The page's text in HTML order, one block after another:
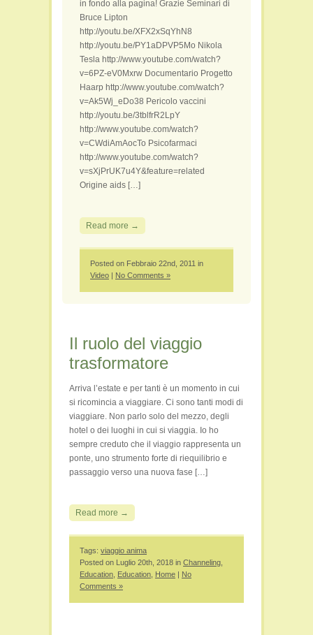
in fondo alla pagina! Grazie Seminari di
Bruce Lipton
http://youtu.be/XFX2xSqYhN8
http://youtu.be/PY1aDPVP5Mo Nikola
Tesla http://www.youtube.com/watch?
v=6PZ-eV0Mxrw Documentario Progetto
Haarp http://www.youtube.com/watch?
v=Ak5Wj_eDo38 Pericolo vaccini
http://youtu.be/3tblfrR2LpY
http://www.youtube.com/watch?
v=CWdiAmAocTo Psicofarmaci
http://www.youtube.com/watch?
v=sXjPrUK7u4Y&feature=related
Origine aids […]
Read more →
Posted on Febbraio 22nd, 2011 in
Video | No Comments »
Il ruolo del viaggio
trasformatore
Arriva l’estate e per tanti è un momento in cui
si ricomincia a viaggiare. Ci sono tanti modi di
viaggiare. Non parlo solo del mezzo, degli
hotel o dei luoghi in cui si viaggia. Io ho
sempre creduto che il viaggio rappresenta un
ponte, uno strumento forte di riequilibrio e
passaggio verso una nuova fase […]
Read more →
Tags: viaggio anima
Posted on Luglio 20th, 2018 in Channeling
Education Education Home | No
Comments »